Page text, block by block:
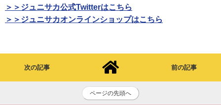
＞＞ジュニサカ公式Twitterはこちら
＞＞ジュニサカオンラインショップはこちら
次の記事 前の記事
ページの先頭へ